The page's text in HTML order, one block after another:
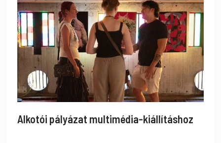
Alkotói pályázat multimédia-kiállításhoz